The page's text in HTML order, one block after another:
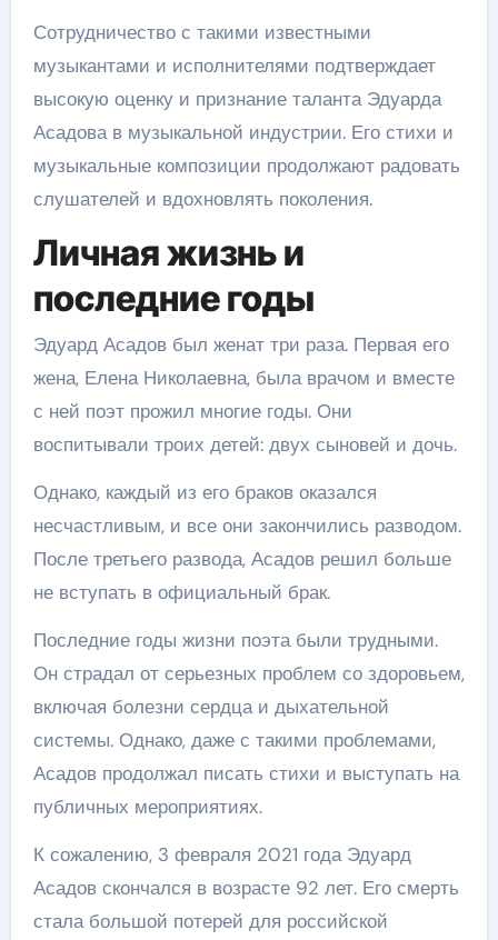
Сотрудничество с такими известными
музыкантами и исполнителями подтверждает
высокую оценку и признание таланта Эдуарда
Асадова в музыкальной индустрии. Его стихи и
музыкальные композиции продолжают радовать
слушателей и вдохновлять поколения.
Личная жизнь и
последние годы
Эдуард Асадов был женат три раза. Первая его
жена, Елена Николаевна, была врачом и вместе
с ней поэт прожил многие годы. Они
воспитывали троих детей: двух сыновей и дочь.
Однако, каждый из его браков оказался
несчастливым, и все они закончились разводом.
После третьего развода, Асадов решил больше
не вступать в официальный брак.
Последние годы жизни поэта были трудными.
Он страдал от серьезных проблем со здоровьем,
включая болезни сердца и дыхательной
системы. Однако, даже с такими проблемами,
Асадов продолжал писать стихи и выступать на
публичных мероприятиях.
К сожалению, 3 февраля 2021 года Эдуард
Асадов скончался в возрасте 92 лет. Его смерть
стала большой потерей для российской